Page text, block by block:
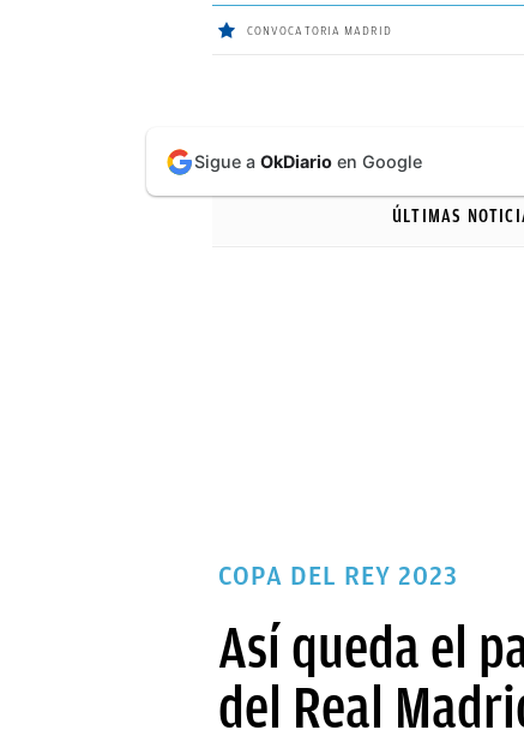
CONVOCATORIA MADRID
ÚLTIMAS
NOTICIAS
ÚLTIMAS
COPA DEL REY 2023
Así queda el
del Real
Sigue a OkDiario en Google